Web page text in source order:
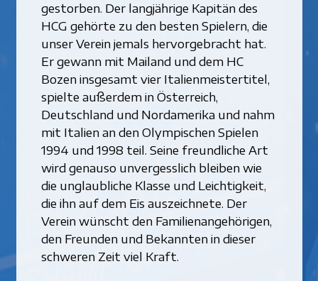
gestorben. Der langjährige Kapitän des
HCG gehörte zu den besten Spielern, die
unser Verein jemals hervorgebracht hat.
Er gewann mit Mailand und dem HC
Bozen insgesamt vier Italienmeistertitel,
spielte außerdem in Österreich,
Deutschland und Nordamerika und nahm
mit Italien an den Olympischen Spielen
1994 und 1998 teil. Seine freundliche Art
wird genauso unvergesslich bleiben wie
die unglaubliche Klasse und Leichtigkeit,
die ihn auf dem Eis auszeichnete. Der
Verein wünscht den Familienangehörigen,
den Freunden und Bekannten in dieser
schweren Zeit viel Kraft.